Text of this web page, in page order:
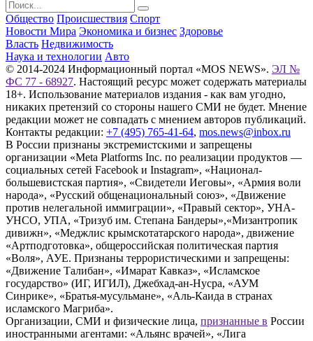
Общество Происшествия Спорт
Новости Мира Экономика и бизнес Здоровье
Власть Недвижимость
Наука и технологии Авто
© 2014-2024 Информационный портал «MOS NEWS». ЭЛ №
ФС 77 - 68927. Настоящий ресурс может содержать материалы
18+. Использование материалов издания - как вам угодно,
никаких претензий со стороны нашего СМИ не будет. Мнение
редакции может не совпадать с мнением авторов публикаций.
Контакты редакции: +7 (495) 765-41-64, mos.news@inbox.ru
В России признаны экстремистскими и запрещены
организации «Meta Platforms Inc. по реализации продуктов —
социальных сетей Facebook и Instagram», «Национал-
большевистская партия», «Свидетели Иеговы», «Армия воли
народа», «Русский общенациональный союз», «Движение
против нелегальной иммиграции», «Правый сектор», УНА-
УНСО, УПА, «Тризуб им. Степана Бандеры»,«Мизантропик
дивижн», «Меджлис крымскотатарского народа», движение
«Артподготовка», общероссийская политическая партия
«Воля», АУЕ. Признаны террористическими и запрещены:
«Движение Талибан», «Имарат Кавказ», «Исламское
государство» (ИГ, ИГИЛ), Джебхад-ан-Нусра, «АУМ
Синрике», «Братья-мусульмане», «Аль-Каида в странах
исламского Магриба».
Организации, СМИ и физические лица, признанные в России
иностранными агентами: «Альянс врачей», «Лига